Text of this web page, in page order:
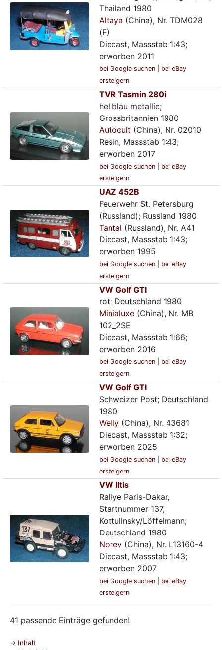
Thailand 1980
Altaya (China), Nr. TDM028
(F)
Diecast, Massstab 1:43;
erworben 2011
bei Google suchen
bei eBay
ersteigern
TVR Tasmin 280i
hellblau metallic;
Grossbritannien 1980
Autocult (China), Nr. 02010
Resin, Massstab 1:43;
erworben 2017
bei Google suchen
bei eBay
ersteigern
UAZ 452B
Feuerwehr St. Petersburg
(Russland); Russland 1980
Tantal (Russland), Nr. A41
Diecast, Massstab 1:43;
erworben 1995
bei Google suchen
bei eBay
ersteigern
VW Golf GTI
rot; Deutschland 1980
Minialuxe (China), Nr. MB
102_2SE
Diecast, Massstab 1:66;
erworben 2016
bei Google suchen
bei eBay
ersteigern
VW Golf GTI
Schweizer Post; Deutschland
1980
Welly (China), Nr. 43681
Diecast, Massstab 1:32;
erworben 2025
bei Google suchen
bei eBay
ersteigern
VW Iltis
Rallye Paris-Dakar,
Startnummer 137,
Kottulinsky/Löffelmann;
Deutschland 1980
Norev (China), Nr. L13160-4
Diecast, Massstab 1:43;
erworben 2007
bei Google suchen
bei eBay
ersteigern
41 passende Einträge gefunden!
Inhalt